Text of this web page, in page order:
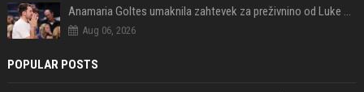
Anamaria Goltes umaknila zahtevek za preživnino od Luke Dončića
Aug 06, 2026
POPULAR POSTS